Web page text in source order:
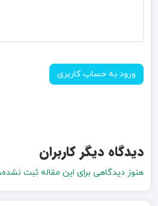
ورود به حساب کاربری
دیدگاه دیگر کاربران
هنوز دیدگاهی برای این مقاله ثبت